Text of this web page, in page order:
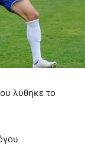
λύθηκε το